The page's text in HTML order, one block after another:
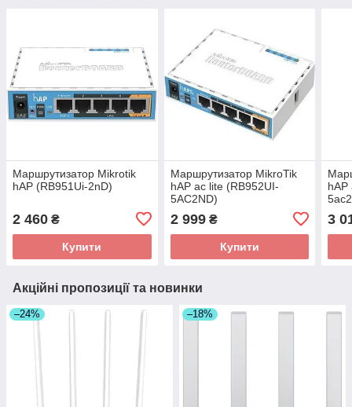
Маршрутизатор Mikrotik
hAP (RB951Ui-2nD)
2 460 ₴
Купити
Маршрутизатор MikroTik
hAP ac lite (RB952UI-
5AC2ND)
2 999₴
Купити
hAP
3
Акційні пропозиції та новинки
–24% –18%